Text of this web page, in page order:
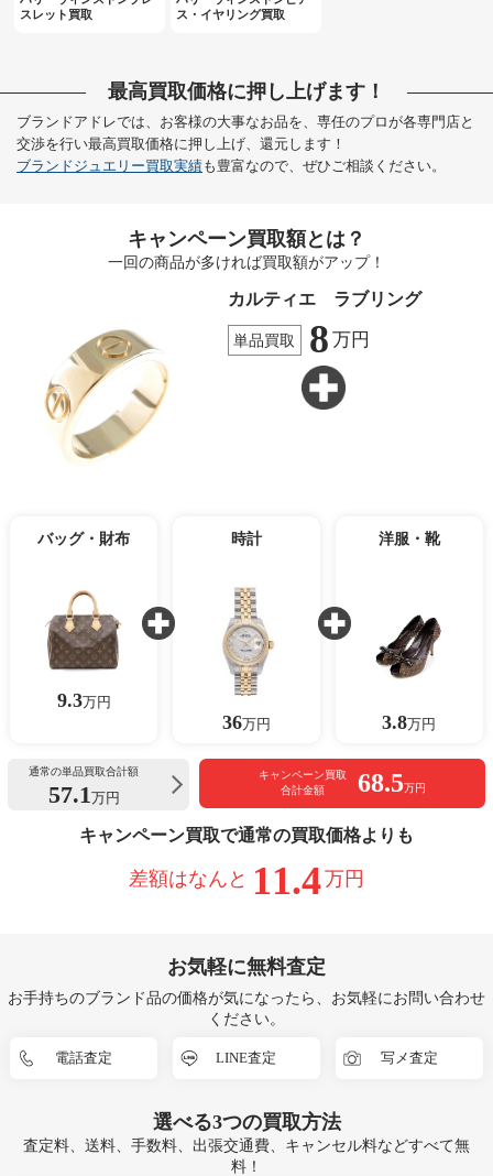
スレット買取
ス・イヤリング買取
最高買取価格に押し上げます！
ブランドアドレでは、お客様の大事なお品を、専任のプロが各専門店と
交渉を行い最高買取価格に押し上げ、還元します！
ブランドジュエリー買取実績も豊富なので、ぜひご相談ください。
キャンペーン買取額とは？
一回の商品が多ければ買取額がアップ！
カルティエ ラブリング
単品買取 8 万円
バッグ・財布
9.3万円
時計
36万円
洋服・靴
3.8万円
通常の単品買取合計額
57.1 万円
キャンペーン買取
合計金額
68.5万円
キャンペーン買取で通常の買取価格よりも
差額はなんと 11.4万円
お気軽に無料査定
お手持ちのブランド品の価格が気になったら、お気軽にお問い合わせ
ください。
電話査定 LINE査定 写メ査定
選べる3つの買取方法
査定料、送料、手数料、出張交通費、キャンセル料などすべて無
料！